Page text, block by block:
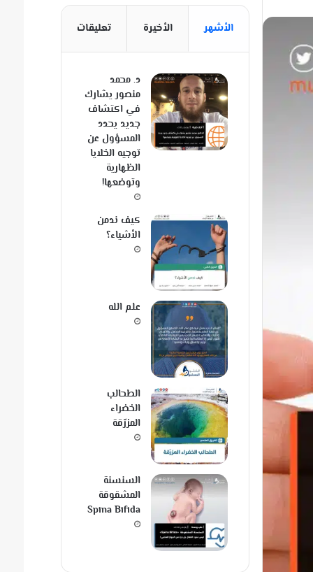
الأشهر الأخيرة تعليقات
د. محمد
منصور يشارك
في اكتشاف
جديد يحدد
المسؤول عن
توجيه الخلايا
الظهارية
وتوضعها!
كيف ندمن
الأشياء؟
علم الله
الطحالب
الخضراء
المزرّقة
السنسنة
المشقوقة
Spina Bifida